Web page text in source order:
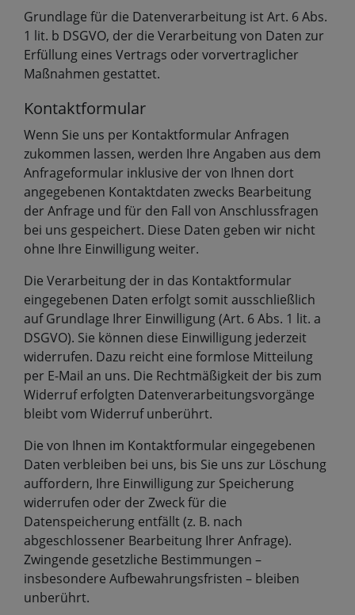
Grundlage für die Datenverarbeitung ist Art. 6 Abs.
1 lit. b DSGVO, der die Verarbeitung von Daten zur
Erfüllung eines Vertrags oder vorvertraglicher
Maßnahmen gestattet.
Kontaktformular
Wenn Sie uns per Kontaktformular Anfragen
zukommen lassen, werden Ihre Angaben aus dem
Anfrageformular inklusive der von Ihnen dort
angegebenen Kontaktdaten zwecks Bearbeitung
der Anfrage und für den Fall von Anschlussfragen
bei uns gespeichert. Diese Daten geben wir nicht
ohne Ihre Einwilligung weiter.
Die Verarbeitung der in das Kontaktformular
eingegebenen Daten erfolgt somit ausschließlich
auf Grundlage Ihrer Einwilligung (Art. 6 Abs. 1 lit. a
DSGVO). Sie können diese Einwilligung jederzeit
widerrufen. Dazu reicht eine formlose Mitteilung
per E-Mail an uns. Die Rechtmäßigkeit der bis zum
Widerruf erfolgten Datenverarbeitungsvorgänge
bleibt vom Widerruf unberührt.
Die von Ihnen im Kontaktformular eingegebenen
Daten verbleiben bei uns, bis Sie uns zur Löschung
auffordern, Ihre Einwilligung zur Speicherung
widerrufen oder der Zweck für die
Datenspeicherung entfällt (z. B. nach
abgeschlossener Bearbeitung Ihrer Anfrage).
Zwingende gesetzliche Bestimmungen –
insbesondere Aufbewahrungsfristen – bleiben
unberührt.